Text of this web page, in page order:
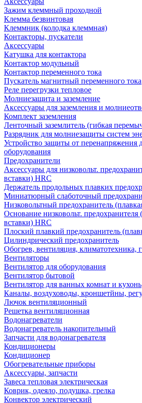
Зажим клеммный проходной
Клемма безвинтовая
Клеммник (колодка клеммная)
Контакторы, пускатели
Аксессуары
Катушка для контактора
Контактор модульный
Контактор переменного тока
Пускатель магнитный переменного тока
Реле перегрузки тепловое
Молниезащита и заземление
Аксессуары для заземления и
Комплект заземления
Ленточный заземлитель (гибкая
Разрядник для молниезащиты систем
Устройство защиты от перенапряжения
оборудования
Предохранители
Аксессуары для низковольт.
вставки) HRC
Держатель продольных плавких
Миниатюрный слаботочный
Низковольтный предохранитель
Основание низковольт. предохранителя
вставки) HRC
Плоский плавкий предохранитель
Цилиндрический предохранитель
Обогрев, вентиляция, климатотехника,
Вентиляторы
Вентилятор для оборудования
Вентилятор бытовой
Вентилятор для ванных комнат и кухонь
Каналы, воздуховоды, кроншетйны,
Лючок вентиляционный
Решетка вентиляционная
Водонагреватели
Водонагреватель накопительный
Запчасти для водонагревателя
Кондиционеры
Кондиционер
Обогревательные приборы
Аксессуары, запчасти
Завеса тепловая электрическая
Коврик, одеяло, подушка, грелка
Конвектор электрический